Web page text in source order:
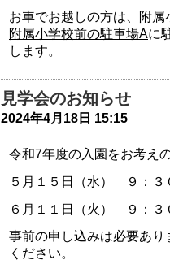
令和７年11月
様へ
2025年10月31日
令和7年度 公
2025年7月22日
令和8年度 入
2025年7月 1日
お車でお越しの方は、附
附属小学校前の駐車場Aに
します。
見学会のお知らせ
2024年4月18日 15:15
令和7年度の入園をお考え
５月１５日（水） ９：３
６月１１日（火） ９：３
事前の申し込みは必要あ
ください。